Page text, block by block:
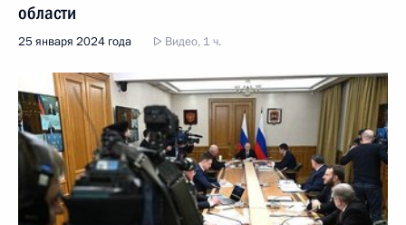
области
25 января 2024 года Видео, 1 ч.